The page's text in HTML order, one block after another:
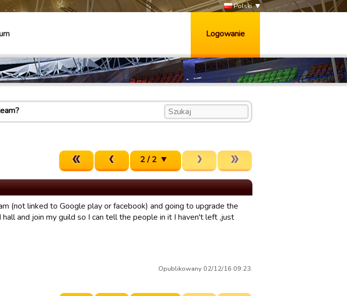
Polski
Logowanie
2 / 2
(not linked to Google play or facebook) and going to upgrade the
and join my guild so I can tell the people in it I haven't left ,just
Opublikowany 02/12/16 09:23.